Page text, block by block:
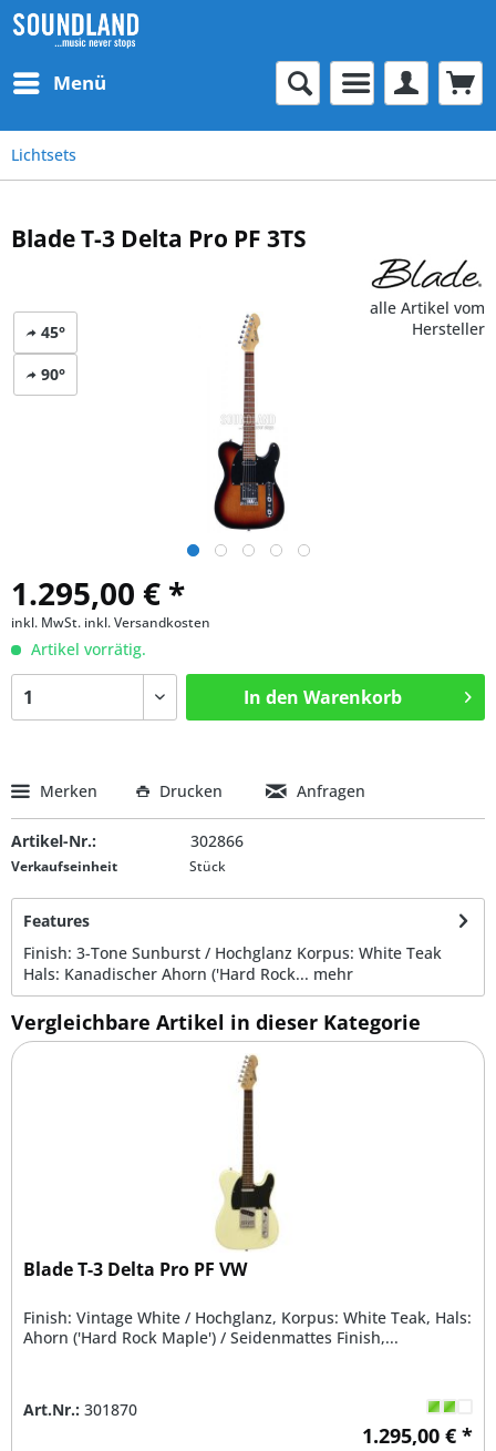
Menü
Lichtsets
Blade T-3 Delta Pro PF 3TS
alle Artikel vom
Hersteller
45°
90°
1.295,00 € *
inkl. MwSt. inkl. Versandkosten
Artikel vorrätig.
In den Warenkorb
Merken Drucken Anfragen
Artikel-Nr.: 302866
Verkaufseinheit Stück
Features
Finish: 3-Tone Sunburst / Hochglanz Korpus: White Teak
Hals: Kanadischer Ahorn ('Hard Rock... mehr
Vergleichbare Artikel in dieser Kategorie
Blade T-3 Delta Pro PF VW
Finish: Vintage White / Hochglanz, Korpus: White Teak, Hals:
Ahorn ('Hard Rock Maple') / Seidenmattes Finish,...
Art.Nr.: 301870
1.295,00 € *